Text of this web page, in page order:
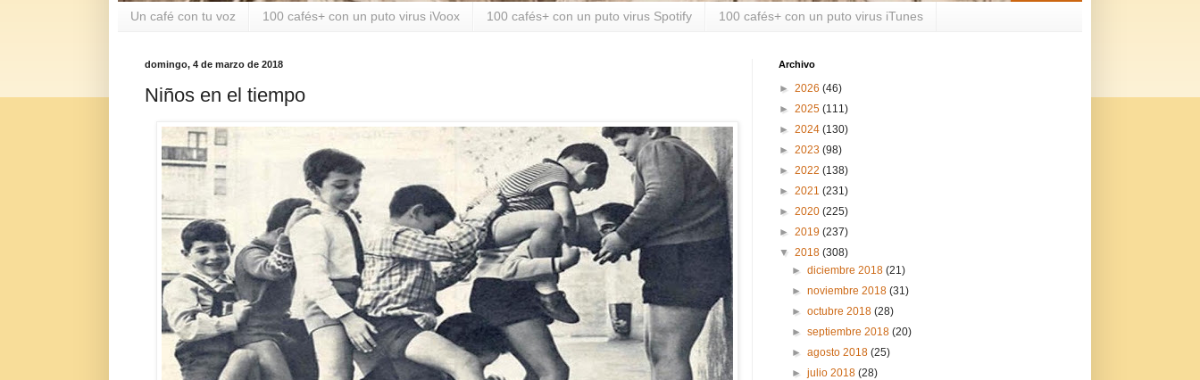
Un café con tu voz 100 cafés+ con un puto virus iVoox 100 cafés+ con un puto virus Spotify 100 cafés+ con un puto virus iTunes
domingo, 4 de marzo de 2018
Niños en el tiempo
Archivo
► 2026 (46)
► 2025 (111)
► 2024 (130)
► 2023 (98)
► 2022 (138)
► 2021 (231)
► 2020 (225)
► 2019 (237)
▼ 2018 (308)
►diciembre 2018(21)
►noviembre 2018(31)
►octubre 2018(28)
►septiembre 2018(20)
►agosto 2018(25)
►julio 2018(28)